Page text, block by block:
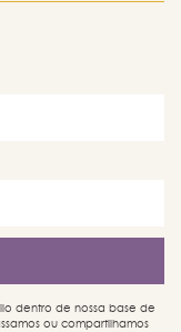
dentro de nossa base de
ou compartilhamos